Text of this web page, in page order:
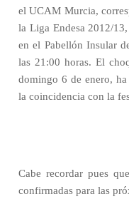
el UCAM Murcia,
la Liga Endesa 2012/
en el Pabellón Insular
las 21:00 horas. El
domingo 6 de enero,
la coincidencia con la
Cabe recordar pues
confirmadas para las